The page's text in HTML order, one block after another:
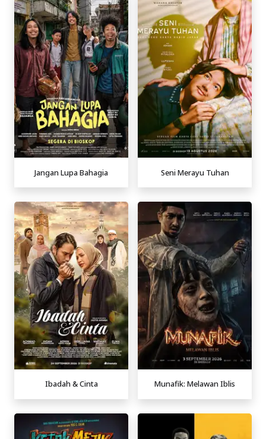
Jangan Lupa Bahagia Seni Merayu Tuhan
Ibadah & Cinta Munafik: Melawan Iblis